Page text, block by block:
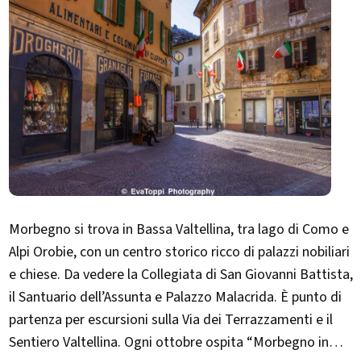
Morbegno si trova in Bassa Valtellina, tra lago di Como e
Alpi Orobie, con un centro storico ricco di palazzi nobiliari
e chiese. Da vedere la Collegiata di San Giovanni Battista,
il Santuario dell’Assunta e Palazzo Malacrida. È punto di
partenza per escursioni sulla Via dei Terrazzamenti e il
Sentiero Valtellina. Ogni ottobre ospita “Morbegno in